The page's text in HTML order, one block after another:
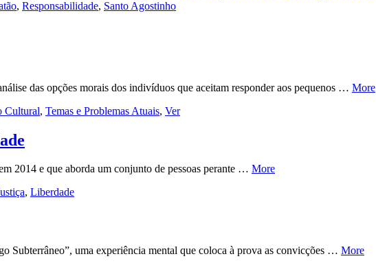
, Responsabilidade, Santo Agostinho
das opções morais dos indivíduos que aceitam responder aos pequenos … More
Cultural, Temas e Problemas Atuais, Ver
2014 e que aborda um conjunto de pessoas perante … More
, Liberdade
Subterrâneo”, uma experiência mental que coloca à prova as convicções … More